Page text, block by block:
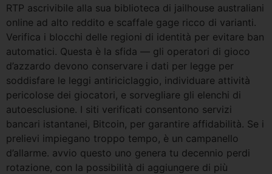
RTP ascrivibile alla sua biblioteca di jailhouse australiani
online ad alto reddito e scaffale gage ricco di varianti.
Verifica i blocchi delle regioni di identità per evitare ban
automatici. Questa è la sfida — gli operatori di gioco
d’azzardo devono conservare i dati per legge per
soddisfare le leggi antiriciclaggio, individuare attività
pericolose dei giocatori, e sorvegliare gli elenchi di
autoesclusione. I siti verificati consentono servizi
bancari istantanei, Bitcoin, per garantire affidabilità. Se i
prelievi impiegano troppo tempo, è un campanello
d’allarme. avvio questo uno genera tu decennio perdi
rotazione, con la possibilità di aggiungere di più